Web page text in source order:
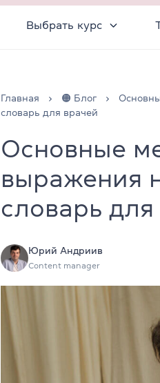
Выбрать курс
Главная 🟠 Блог
словарь для врачей
Основные
выражения
словарь для
Юрий Андриив
Content manager